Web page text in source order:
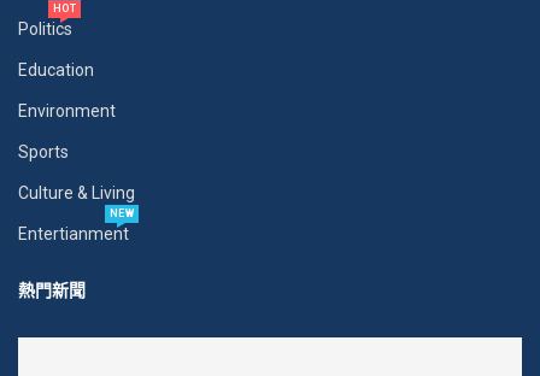
Politics
HOT
Education
Environment
Sports
Culture & Living
Entertianment
NEW
熱門新聞